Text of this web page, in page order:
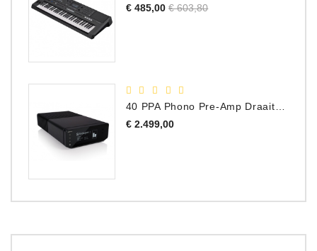
€ 485,00 Normale
€ 603,80Prijs
€ 2.499,00Prijs